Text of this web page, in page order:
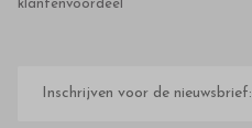
klantenvoordeel
mailadres